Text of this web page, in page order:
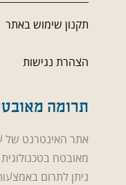
תקנון שימוש באתר
הצהרת נגישות
תרומה
אתר האינטרנט של
מאובטח בטכנולוגית SSL
ניתן לתרום